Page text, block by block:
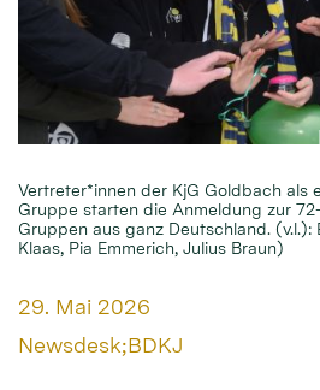
Vertreter*innen der KjG Goldbach als
Gruppe starten die Anmeldung zur
Gruppen aus ganz Deutschland. (v.l.):
Klaas, Pia Emmerich, Julius Braun)
Datum:
29. Mai 2026
Von:
Newsdesk;BDKJ